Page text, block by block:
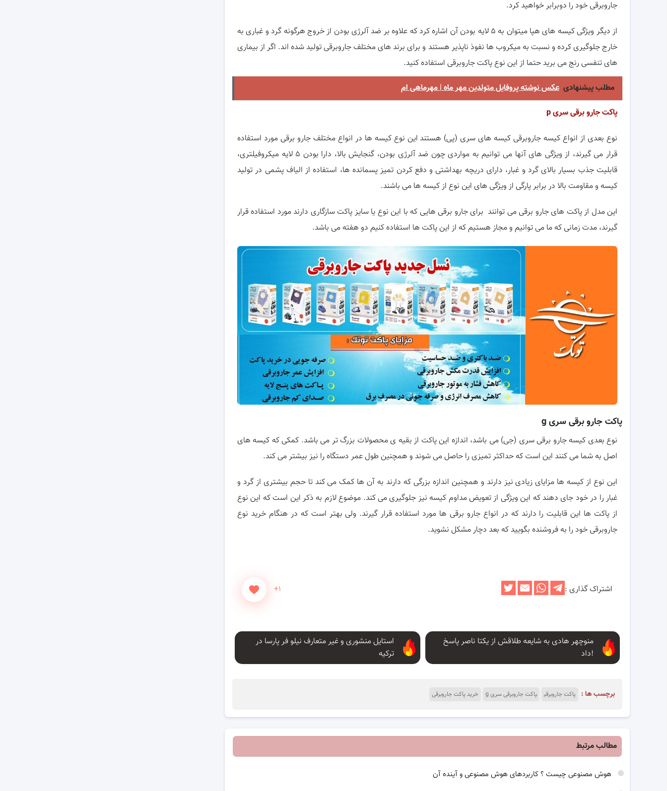
جاروبرقی خود را دوبرابر خواهید کرد.
از دیگر ویژگی کیسه های هپا میتوان به ۵ لایه بودن آن اشاره کرد که علاوه بر ضد آلرژی بودن از خروج هرگونه گرد و غباری به
خارج جلوگیری کرده و نسبت به میکروب ها نفوذ ناپذیر هستند و برای برند های مختلف جاروبرقی تولید شده اند. اگر از بیماری
های تنفسی رنج می برید حتما از این نوع پاکت جاروبرقی استفاده کنید.
مطلب پیشنهادی عکس نوشته پروفایل متولدین مهر ماه | مهرماهی ام
پاکت جارو برقی سریp
نوع بعدی از انواع کیسه جاروبرقی کیسه های سری (پی) هستند این نوع کیسه ها در انواع مختلف جارو برقی مورد استفاده
قرار می گیرند، از ویژگی های آنها می توانیم به مواردی چون ضد آلرژی بودن، گنجایش بالا، دارا بودن ۵ لایه میکروفیلتری،
قابلیت جذب بسیار بالای گرد و غبار، دارای دریچه بهداشتی و دفع کردن تمیز پسمانده ها، استفاده از الیاف پشمی در تولید
کیسه و مقاومت بالا در برابر پارگی از ویژگی های این نوع از کیسه ها می باشند.
این مدل از پاکت های جارو برقی می توانند برای جارو برقی هایی که با این نوع یا سایز پاکت سازگاری دارند مورد استفاده قرار
گیرند، مدت زمانی که ما می توانیم و مجاز هستیم که از این پاکت ها استفاده کنیم دو هفته می باشد.
پاکت جارو برقی سری g
نوع بعدی کیسه جارو برقی سری (جی) می باشد، اندازه این پاکت از بقیه ی محصولات بزرگ تر می باشد. کمکی که کیسه های
اصل به شما می کنند این است که حداکثر تمیزی را حاصل می شوند و همچنین طول عمر دستگاه را نیز بیشتر می کند.
این نوع از کیسه ها مزایای زیادی نیز دارند و همچنین اندازه بزرگی که دارند به آن ها کمک می کند تا حجم بیشتری از گرد و
غبار را در خود جای دهند که این ویژگی از تعویض مداوم کیسه نیز جلوگیری می کند. موضوع لازم به ذکر این است که این نوع
از پاکت ها این قابلیت را دارند که در انواع جارو برقی ها مورد استفاده قرار گیرند. ولی بهتر است که در هنگام خرید نوع
جاروبرقی خود را به فروشنده بگویید که بعد دچار مشکل نشوید.
+۱ اشتراک گذاری :
استایل منشوری و غیر متعارف نیلو فر پارسا در
ترکیه
منوچهر هادی به شایعه طلاقش از یکتا ناصر پاسخ
داد!
برچسب ها : پاکت جاروبرقی پاکت جاروبرقی سری g خرید پاکت جاروبرقی
مطالب مرتبط
هوش مصنوعی چیست ؟ کاربردهای هوش مصنوعی و آینده آن